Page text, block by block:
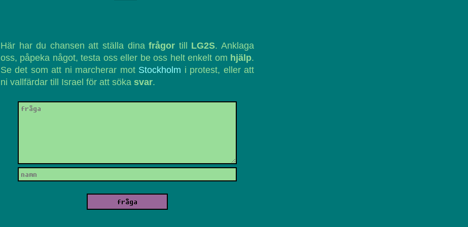
Här har du chansen att ställa dinafrågor till LG2S. Anklaga
oss, påpeka något, testa oss eller be oss helt enkelt om hjälp.
Se det som att ni marcherar mot Stockholm i protest, eller att
ni vallfärdar till Israel för att söka svar.